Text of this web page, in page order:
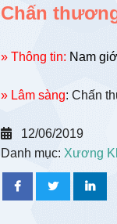
Chấn
» Thông tin: Nam
» Lâm sàng: Chấn
12/06/2019
Danh mục: Xương